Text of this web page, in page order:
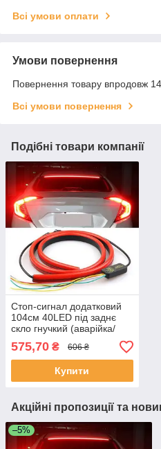
Всі умови оплати
Умови повернення
Повернення товару впродовж
Всі умови повернення
Подібні товари компанії
Стоп-сигнал додатковий
104см 40LED під заднє
скло гнучкий (аварійка/
тікає поворот/стробоскоп)
575,70 ₴ 606 ₴
Купити
Акційні пропозиції та
–5%